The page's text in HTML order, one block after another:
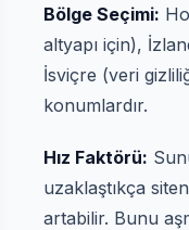
Bölge Seçimi:
altyapı için),
İsviçre (veri
konumlardır.
Hız Faktörü:
uzaklaştıkça
artabilir. Bunu